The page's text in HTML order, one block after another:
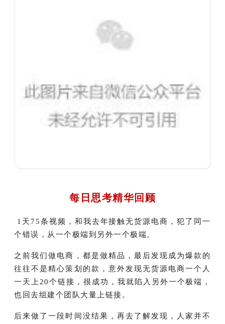
每日思考精华回顾
1天75条视频，和我去年接触无货源电商，犯了同一
个错误，从一个极端到另外一个极端。
之前我们做电商，都是做精品，最后发现成为爆款的
往往不是精心策划的款，意外发现无货源电商一个人
一天上20个链接，很成功，我就陷入另外一个极端，
也回去组建个团队大量上链接。
后来做了一段时间没结果，再去了解发现，人家并不